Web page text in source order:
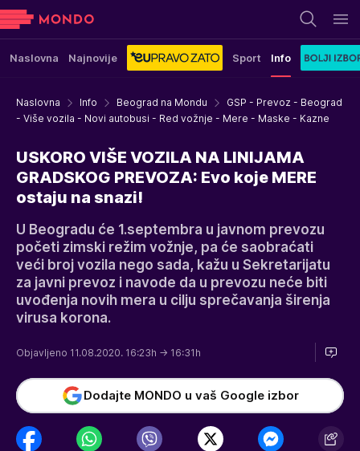
Naslovna Najnovije Sport Info
Naslovna Info Beograd na Mondu
GSP - Prevoz - Beograd
- Više vozila - Novi autobusi - Red vožnje - Mere - Maske - Kazne
USKORO VIŠE VOZILA NA LINIJAMA
GRADSKOG PREVOZA: Evo koje MERE
ostaju na snazi!
U Beogradu će 1.septembra u javnom prevozu
početi zimski režim vožnje, pa će saobraćati
veći broj vozila nego sada, kažu u Sekretarijatu
za javni prevoz i navode da u prevozu neće biti
uvođenja novih mera u cilju sprečavanja širenja
virusa korona.
Objavljeno 11.08.2020. 16:23h → 16:31h
Dodajte MONDO u vaš Google izbor